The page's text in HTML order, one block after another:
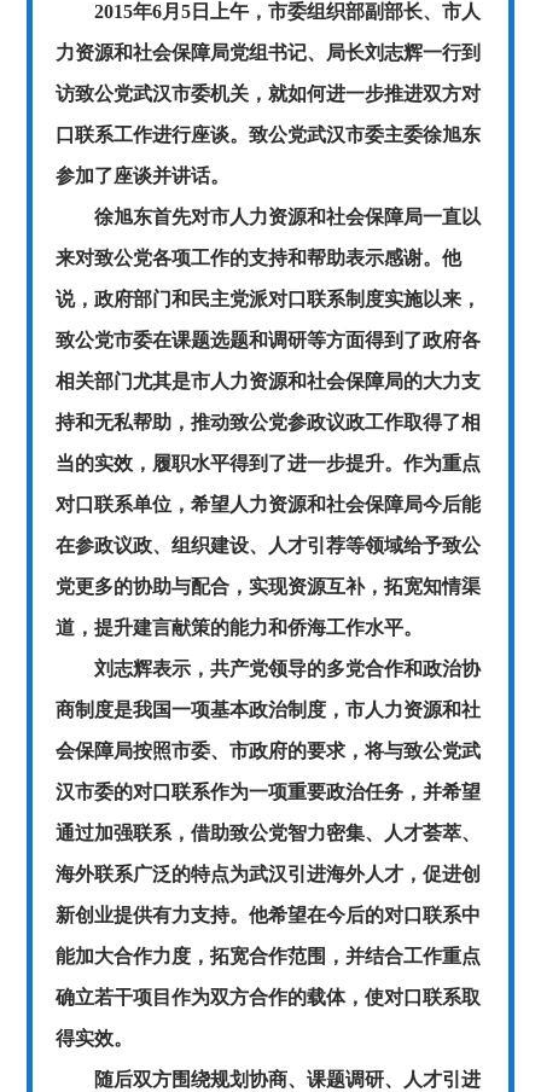
2015年6月 5日上午，市委组织部副部长、市人
力资源和社会保障局党组书记、局长刘志辉一行到
访致公党武汉市委机关，就如何进一步推进双方对
口联系工作进行座谈。致公党武汉市委主委徐旭东
参加了座谈并讲话。
徐旭东首先对市人力资源和社会保障局一直以
来对致公党各项工作的支持和帮助表示感谢。他
说，政府部门和民主党派对口联系制度实施以来，
致公党市委在课题选题和调研等方面得到了政府各
相关部门尤其是市人力资源和社会保障局的大力支
持和无私帮助，推动致公党参政议政工作取得了相
当的实效，履职水平得到了进一步提升。作为重点
对口联系单位，希望人力资源和社会保障局今后能
在参政议政、组织建设、人才引荐等领域给予致公
党更多的协助与配合，实现资源互补，拓宽知情渠
道，提升建言献策的能力和侨海工作水平。
刘志辉表示，共产党领导的多党合作和政治协
商制度是我国一项基本政治制度，市人力资源和社
会保障局按照市委、市政府的要求，将与致公党武
汉市委的对口联系作为一项重要政治任务，并希望
通过加强联系，借助致公党智力密集、人才荟萃、
海外联系广泛的特点为武汉引进海外人才，促进创
新创业提供有力支持。他希望在今后的对口联系中
能加大合作力度，拓宽合作范围，并结合工作重点
确立若干项目作为双方合作的载体，使对口联系取
得实效。
随后双方围绕规划协商、课题调研、人才引进